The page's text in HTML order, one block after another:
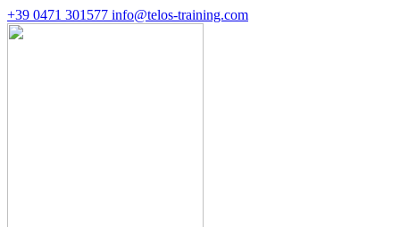
+39 0471 301577 info@telos-training.com